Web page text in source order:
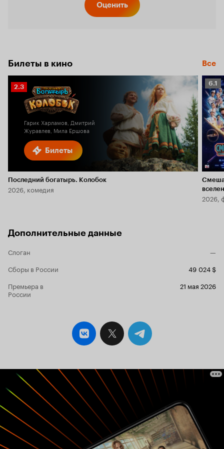
Оценить
Билеты в кино Все
Билеты
Рейтинг
Кинопоиска
2.3
Гарик Харламов, Дмитрий
Журавлев, Мила Ершова
Последний богатырь. Колобок
2026, комедия
6.1
6.1
2026,
Дополнительные данные
Слоган
—
Сборы в России
49 024 $
Премьера в
России
21 мая 2026